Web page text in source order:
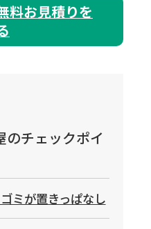
料お見積りを
のチェックポイ
ミが置きっぱなし